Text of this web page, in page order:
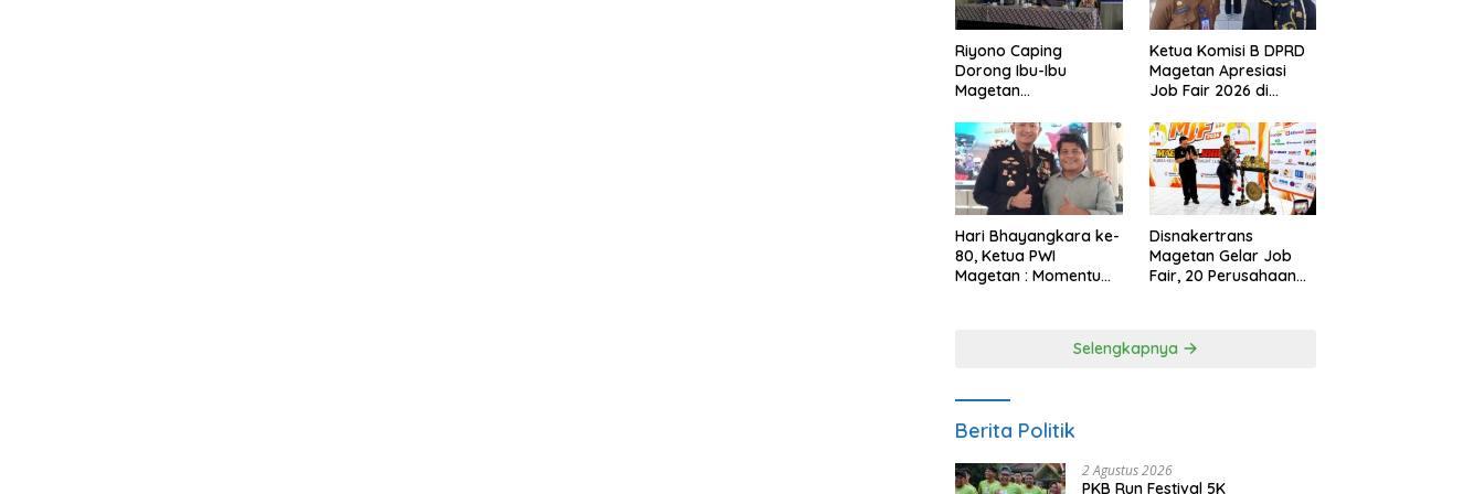
Riyono Caping
Dorong Ibu-Ibu
Magetan
Ikan, Perkuat Budaya
Gemar Makan Ikan
Ketua Komisi B DPRD
Magetan Apresiasi
Job Fair 2026 di
Anggaran
Hari Bhayangkara ke-
80, Ketua PWI
Magetan : Momentum
Disnakertrans
Magetan Gelar Job
Fair, 20 Perusahaan
Selengkapnya
Berita Politik
2 Agustus 2026
PKB Run Festival 5K